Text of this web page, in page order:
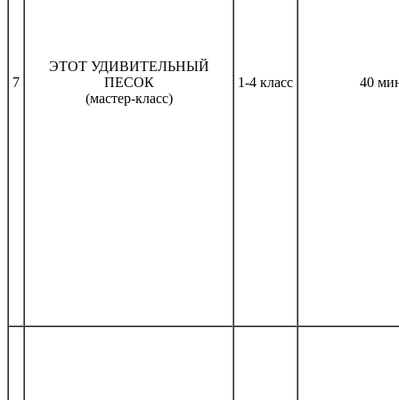
7
ЭТОТ УДИВИТЕЛЬНЫЙ
ПЕСОК
(мастер-класс)
1-4 класс 40